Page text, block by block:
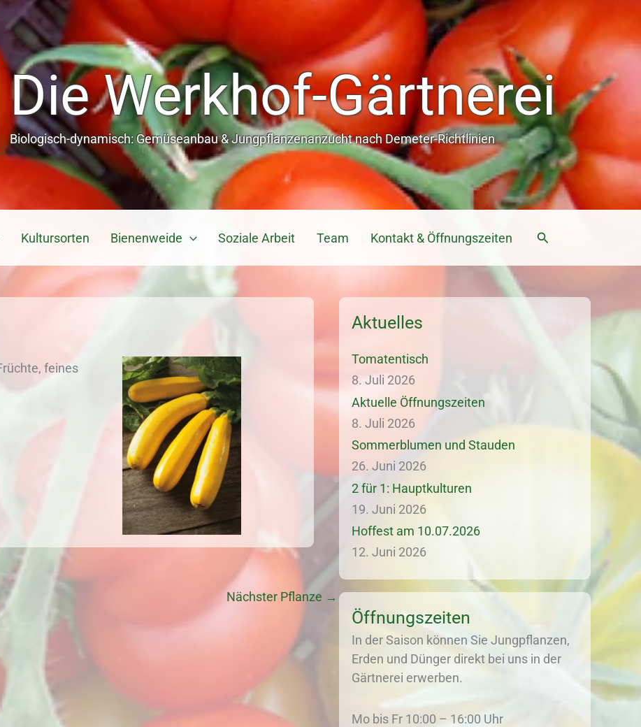
Die Werkhof-Gärtnerei
Biologisch-dynamisch: Gemüseanbau & Jungpflanzenanzucht nach Demeter-Richtlinien
Kultursorten Bienenweide Soziale Arbeit Team Kontakt & Öffnungszeiten Suchen
feines
Nächster Pflanze →
Aktuelles
Tomatentisch
8. Juli 2026
Aktuelle Öffnungszeiten
8. Juli 2026
Sommerblumen und Stauden
26. Juni 2026
2 für 1: Hauptkulturen
19. Juni 2026
Hoffest am 10.07.2026
12. Juni 2026
Öffnungszeiten
In der Saison können Sie Jungpflanzen,
Erden und Dünger direkt bei uns in der
Gärtnerei erwerben.
Mo bis Fr 10:00 – 16:00 Uhr